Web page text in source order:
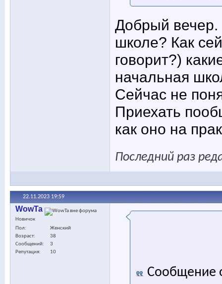
Добрый вечер.
школе? Как
говорит?)
начальная
Сейчас не
Приехать
как оно на
Последний раз
22.11.2023 19:59
WowTa
Новичок
Пол
Женский
Возраст
38
Сообщений
3
Репутация
10
Сообщение